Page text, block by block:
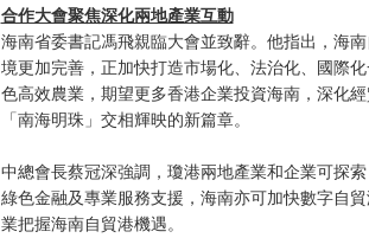
合作大會聚焦深化兩地產業互動
海南省委書記馮飛親臨大會並致辭。他指出，海
境更加完善，正加快打造市場化、法治化、國際
色高效農業，期望更多香港企業投資海南，深化
「南海明珠」交相輝映的新篇章。
中總會長蔡冠深強調，瓊港兩地產業和企業可探
綠色金融及專業服務支援，海南亦可加快數字自
業把握海南自貿港機遇。